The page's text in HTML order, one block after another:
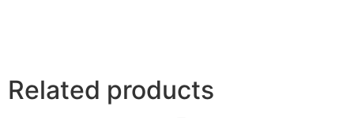
Related products